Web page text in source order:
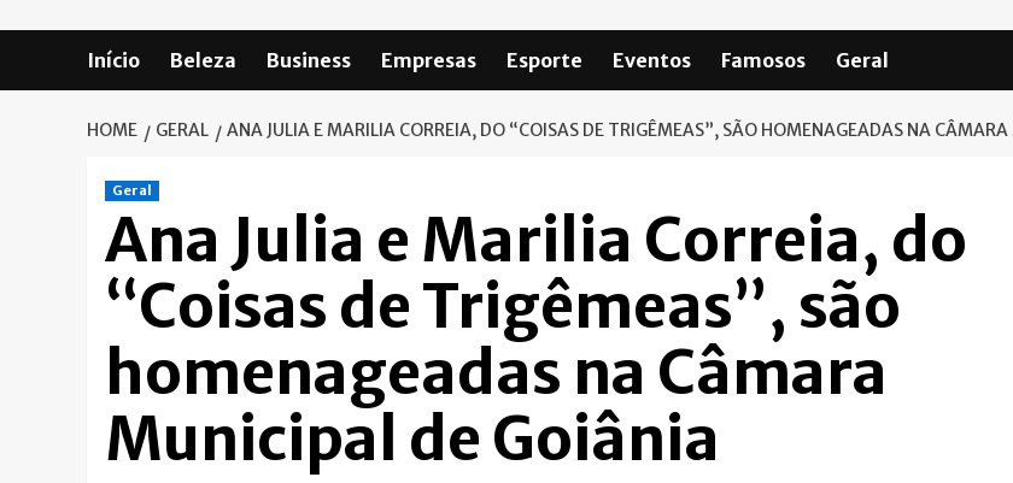
Início Beleza Business Empresas Esporte Eventos Famosos Geral
HOME GERAL ANA JULIA E MARILIA CORREIA, DO “COISAS DE TRIGÊMEAS”, SÃO HOMENAGEADAS NA
Geral
Ana Julia e Marilia Correia, do
“Coisas de Trigêmeas”, são
homenageadas na Câmara
Municipal de Goiânia